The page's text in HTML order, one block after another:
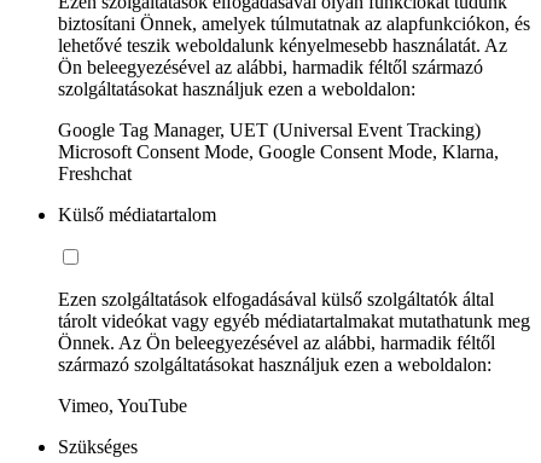
biztosítani Önnek, amelyek túlmutatnak az alapfunkciókon, és
lehetővé teszik weboldalunk kényelmesebb használatát. Az
Ön beleegyezésével az alábbi, harmadik féltől származó
szolgáltatásokat használjuk ezen a weboldalon:
Google Tag Manager, UET (Universal Event Tracking)
Microsoft Consent Mode, Google Consent Mode, Klarna,
Freshchat
Külső médiatartalom
Ezen szolgáltatások elfogadásával külső szolgáltatók által
tárolt videókat vagy egyéb médiatartalmakat mutathatunk meg
Önnek. Az Ön beleegyezésével az alábbi, harmadik féltől
származó szolgáltatásokat használjuk ezen a weboldalon:
Vimeo, YouTube
Szükséges